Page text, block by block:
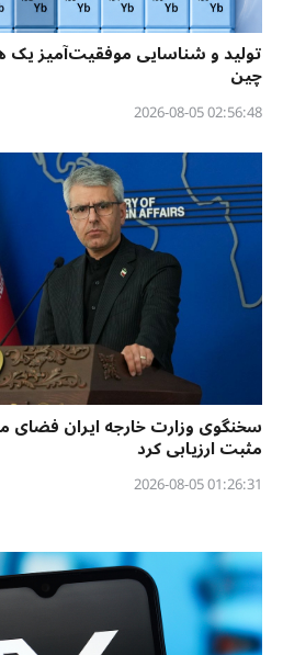
تولید و شناسایی موفقیت‌آمیز
چین
02:56:48 2026-08-05
سخنگوی وزارت خارجه ایران فضای
مثبت ارزیابی کرد
01:26:31 2026-08-05